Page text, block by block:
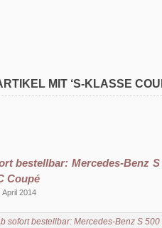
MIT ‘S-KLASSE
bestellbar: Mercedes-Benz S
Coupé
April 2014